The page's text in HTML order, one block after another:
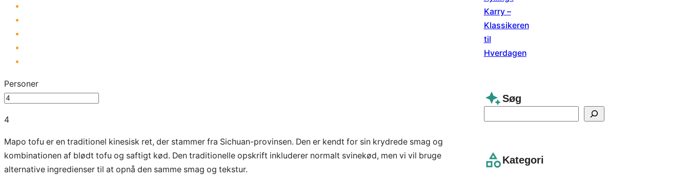
Personer
4
Mapo tofu er en traditionel kinesisk ret, der stammer fra Sichuan-provinsen. Den er kendt for sin krydrede smag og
kombinationen af blødt tofu og saftigt kød. Den traditionelle opskrift inkluderer normalt svinekød, men vi vil bruge
alternative ingredienser til at opnå den samme smag og tekstur.
Søg
c
Kategori